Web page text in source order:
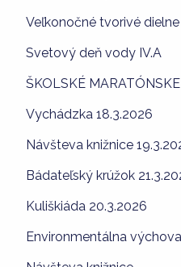
Veľkonočné tvorivé dielne
Svetový deň vody IV.A
ŠKOLSKÉ
Vychádzka 18.3.2026
Návšteva knižnice
Bádateľský krúžok
Kuliškiáda 20.3.2026
Environmentálna